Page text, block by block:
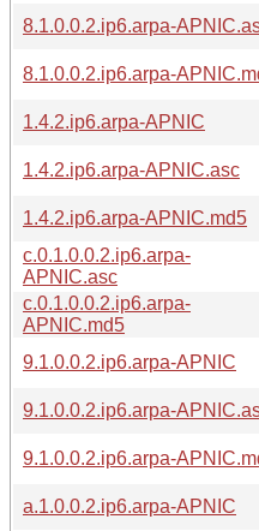
8.1.0.0.2.ip6.arpa-
8.1.0.0.2.ip6.arpa-
1.4.2.ip6.arpa-APNIC
1.4.2.ip6.arpa-APNIC.asc
1.4.2.ip6.arpa-APNIC.md5
c.0.1.0.0.2.ip6.arpa-
APNIC.asc
c.0.1.0.0.2.ip6.arpa-
APNIC.md5
9.1.0.0.2.ip6.arpa-APNIC
9.1.0.0.2.ip6.arpa-
9.1.0.0.2.ip6.arpa-
a.1.0.0.2.ip6.arpa-APNIC